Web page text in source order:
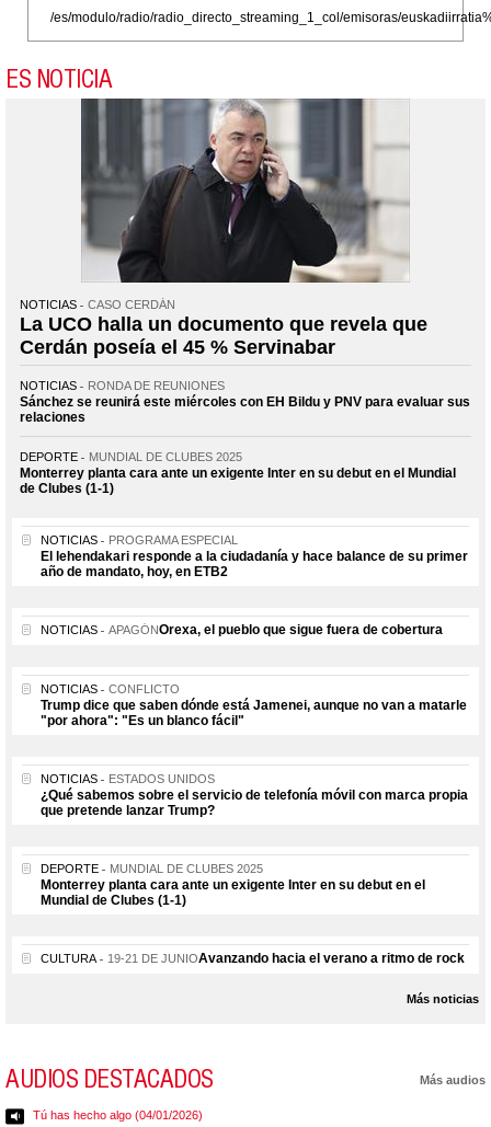
/es/modulo/radio/radio_directo_streaming_1_col/emisoras/
ES NOTICIA
NOTICIAS CASO CERDÁN
La UCO halla un documento que revela que
Cerdán poseía el 45 % Servinabar
NOTICIAS RONDA DE REUNIONES
Sánchez se reunirá este miércoles con EH Bildu y PNV para evaluar sus
relaciones
DEPORTE MUNDIAL DE CLUBES 2025
Monterrey planta cara ante un exigente Inter en su debut en el Mundial
de Clubes (1-1)
NOTICIAS PROGRAMA ESPECIAL
El lehendakari responde a la ciudadanía y hace balance de su primer
año de mandato, hoy, en ETB2
NOTICIAS APAGÓNOrexa, el pueblo que sigue fuera de cobertura
NOTICIAS CONFLICTO
Trump dice que saben dónde está Jamenei, aunque no van a matarle
"por ahora": "Es un blanco fácil"
NOTICIAS ESTADOS UNIDOS
¿Qué sabemos sobre el servicio de telefonía móvil con marca propia
que pretende lanzar Trump?
DEPORTE MUNDIAL DE CLUBES 2025
Monterrey planta cara ante un exigente Inter en su debut en el
Mundial de Clubes (1-1)
CULTURA 19-21 DE JUNIOAvanzando hacia el verano a ritmo de rock
Más noticias
AUDIOS DESTACADOS Más audios
Tú has hecho algo (04/01/2026)